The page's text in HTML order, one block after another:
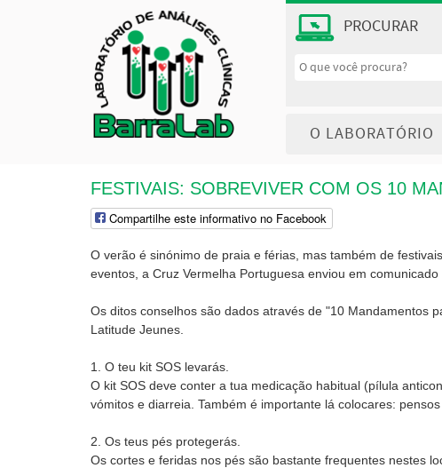
PROCURAR
O LABORATÓRIO
FESTIVAIS: SOBREVIVER COM OS 10
Compartilhe este informativo no Facebook
O verão é sinónimo de praia e férias, mas também de
eventos, a Cruz Vermelha Portuguesa enviou em
Os ditos conselhos são dados através de "10 Mandamentos
Latitude Jeunes.
1. O teu kit SOS levarás.
O kit SOS deve conter a tua medicação habitual (pílula
vómitos e diarreia. Também é importante lá colocares:
2. Os teus pés protegerás.
Os cortes e feridas nos pés são bastante frequentes nestes